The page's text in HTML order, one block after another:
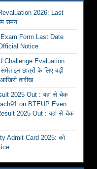
2026: Last
समय
Form Last Date
Notice
Challenge Evaluation
इन छात्रों के लिए बड़ी
तारीख
2025 Out : यहां से चेक
on BTEUP Even
2025 Out : यहां से चेक
Admit Card 2025: को